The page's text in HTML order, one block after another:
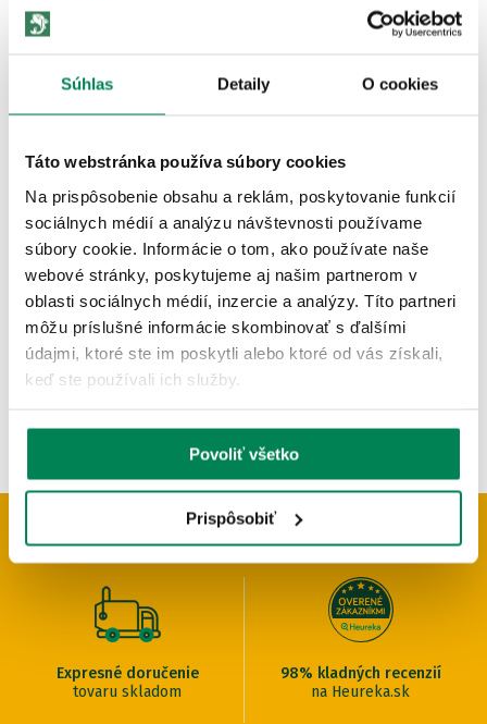
Súhlas Detaily O cookies
Táto webstránka používa súbory cookies
Na prispôsobenie obsahu a reklám, poskytovanie funkcií
sociálnych médií a analýzu návštevnosti používame
súbory cookie. Informácie o tom, ako používate naše
webové stránky, poskytujeme aj našim partnerom v
oblasti sociálnych médií, inzercie a analýzy. Títo partneri
môžu príslušné informácie skombinovať s ďalšími
údajmi, ktoré ste im poskytli alebo ktoré od vás získali,
keď ste používali ich služby.
Povoliť všetko
Prispôsobiť
2 varianty
Spomb Svetlo Spomb Light
Skladom/ u vás už 12.08.
OD 6.79 €
od 7.99 €
PREČO U NÁS NAKUPOVAŤ
Expresné doručenie
tovaru skladom
98% kladných recenzií
na Heureka.sk